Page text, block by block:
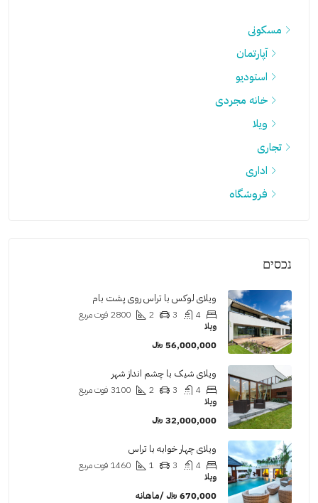
مسکونی
آپارتمان
استودیو
خانه مجردی
ویلا
تجاری
اداری
فروشگاه
נכסים
ویلای لوکس با تراس روی پشت بام
4
3
2
2800 فوت مربع
ویلا
56,000,000 ﷼
ویلای شیک با چشم انداز شهر
4
3
2
3100 فوت مربع
ویلا
32,000,000 ﷼
ویلای چهار خوابه با تراس
4
3
1
1460 فوت مربع
ویلا
670,000 ﷼ /ماهانه